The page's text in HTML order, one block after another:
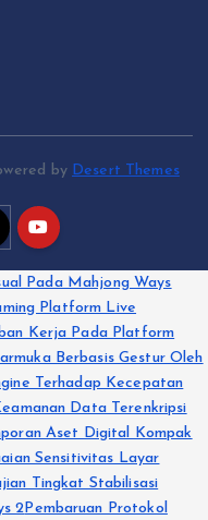
by Desert Themes
Pada Mahjong Ways
Platform Live
Kerja Pada Platform
Berbasis Gestur Oleh
Terhadap Kecepatan
Data Terenkripsi
Aset Digital Kompak
Sensitivitas Layar
Tingkat Stabilisasi
2 Pembaruan Protokol